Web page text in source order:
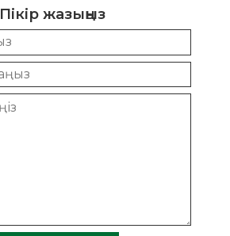
Пікір жазыңыз